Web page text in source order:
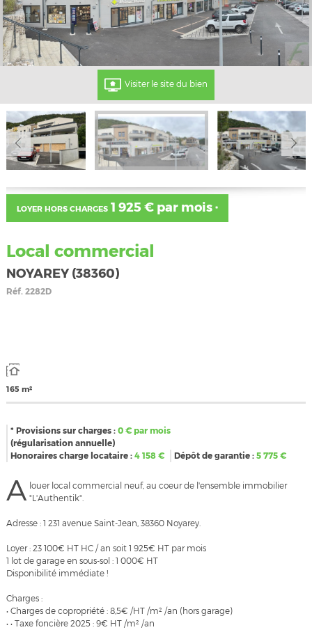
Visiter le site du bien
LOYER HORS CHARGES1 925 € par mois *
Local commercial
NOYAREY (38360)
Réf.2282D
165 m²
* Provisions sur charges : 0€ par mois
(régularisation annuelle)
Honoraires charge locataire : 4 158€ Dépôt de garantie :5 775€
A louer local commercial neuf, au coeur de l'ensemble immobilier
"L'Authentik".
Adresse : 1 231 avenue Saint-Jean, 38360 Noyarey.
Loyer : 23 100€ HT HC / an soit 1 925€ HT par mois
1 lot de garage en sous-sol : 1 000€ HT
Disponibilité immédiate !
Charges :
• Charges de copropriété : 8,5€ /HT /m² /an (hors garage)
• • Taxe foncière 2025 : 9€ HT /m² /an